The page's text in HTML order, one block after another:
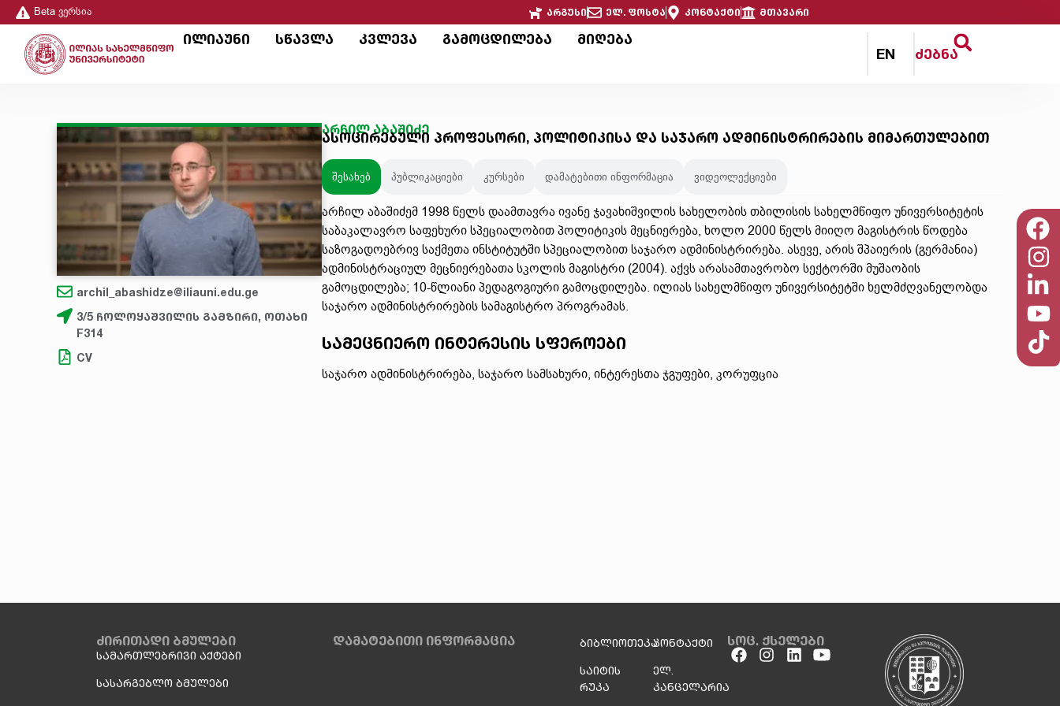
Beta ვერსია არგუსი ელ. ფოსტა კონტაქტი მთავარი
ილიაუნი სწავლა კვლევა გამოცდილება მიღება
EN ძებნა
archil_abashidze@iliauni.edu.ge
3/5 ჩოლოყაშვილის გამზირი, ოთახი
F314
CV
არჩილ აბაშიძე
ასოცირებული პროფესორი, პოლიტიკისა და საჯარო ადმინისტრირების მიმართულებით
შესახებ პუბლიკაციები კურსები დამატებითი ინფორმაცია ვიდეოლექციები
არჩილ აბაშიძემ 1998 წელს დაამთავრა ივანე ჯავახიშვილის სახელობის თბილისის სახელმწიფო უნივერსიტეტის
საბაკალავრო საფეხური სპეციალობით პოლიტიკის მეცნიერება, ხოლო 2000 წელს მიიღო მაგისტრის წოდება
საზოგადოებრივ საქმეთა ინსტიტუტში სპეციალობით საჯარო ადმინისტრირება. ასევე, არის შპაიერის (გერმანია)
ადმინისტრაციულ მეცნიერებათა სკოლის მაგისტრი (2004). აქვს არასამთავრობო სექტორში მუშაობის
გამოცდილება; 10-წლიანი პედაგოგიური გამოცდილება. ილიას სახელმწიფო უნივერსიტეტში ხელმძღვანელობდა
საჯარო ადმინისტრირების სამაგისტრო პროგრამას.
სამეცნიერო ინტერესის სფეროები
საჯარო ადმინისტრირება, საჯარო სამსახური, ინტერესთა ჯგუფები, კორუფცია
ძირითადი ბმულები
სამართლებრივი აქტები
სასარგებლო ბმულები
დამატებითი ინფორმაცია ბიბლიოთეკა
საიტის
რუკა
კონტაქტი
ელ.
კანცელარია
სოც. ქსელები